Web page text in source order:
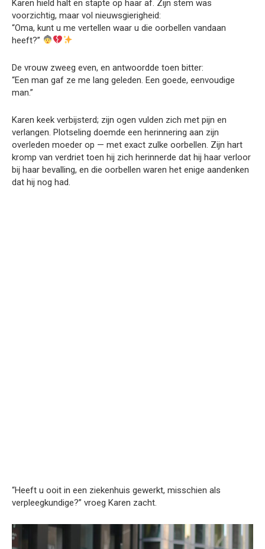
Karen hield halt en stapte op haar af. Zijn stem was
voorzichtig, maar vol nieuwsgierigheid:
“Oma, kunt u me vertellen waar u die oorbellen vandaan
heeft?”
De vrouw zweeg even, en antwoordde toen bitter:
“Een man gaf ze me lang geleden. Een goede, eenvoudige
man.”
Karen keek verbijsterd; zijn ogen vulden zich met pijn en
verlangen. Plotseling doemde een herinnering aan zijn
overleden moeder op — met exact zulke oorbellen. Zijn hart
kromp van verdriet toen hij zich herinnerde dat hij haar verloor
bij haar bevalling, en die oorbellen waren het enige aandenken
dat hij nog had.
“Heeft u ooit in een ziekenhuis gewerkt, misschien als
verpleegkundige?” vroeg Karen zacht.